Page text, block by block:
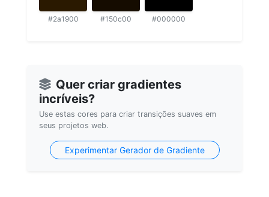
#2a1900 #150c00 #000000
Quer criar gradientes
incríveis?
Use estas cores para criar transições suaves em
seus projetos web.
Experimentar Gerador de Gradiente